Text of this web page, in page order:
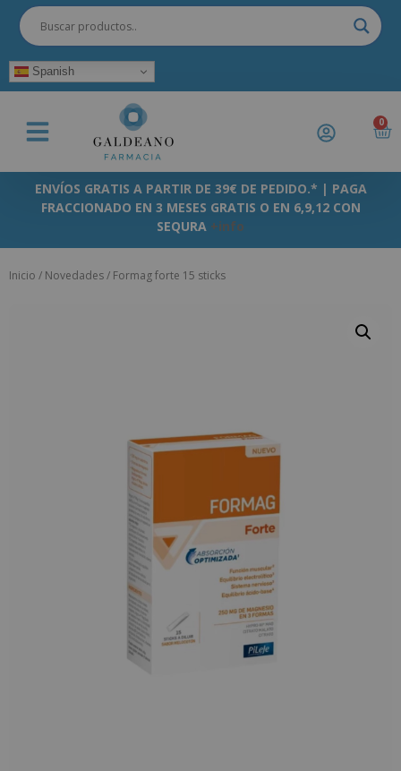
Spanish
0
ENVÍOS GRATIS A PARTIR DE 39€ DE PEDIDO.* | PAGA
FRACCIONADO EN 3 MESES GRATIS O EN 6,9,12 CON
SEQURA +info
Inicio / Novedades/ Formag forte 15 sticks